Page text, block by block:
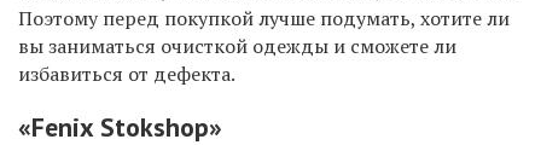
Поэтому перед покупкой лучше подумать, хотите ли
вы заниматься очисткой одежды и сможете ли
избавиться от дефекта.
«Fenix Stokshop»